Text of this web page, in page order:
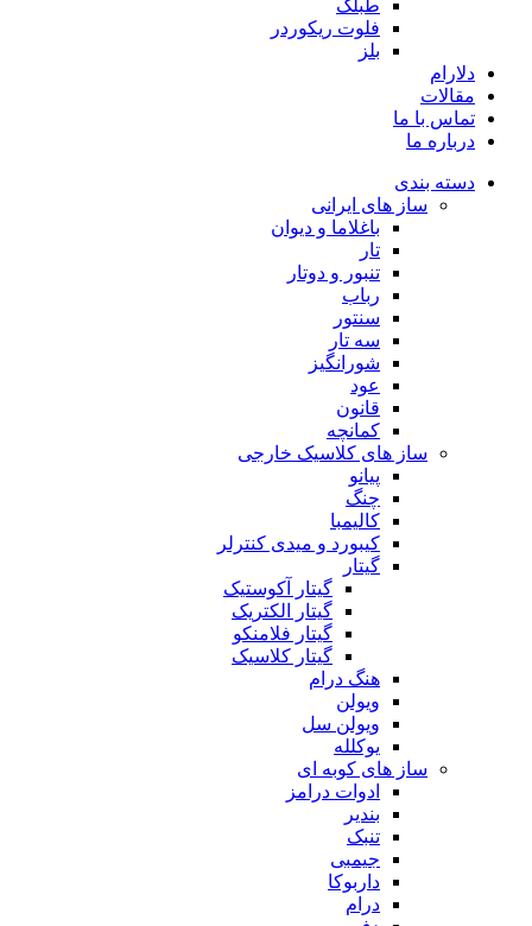
طبلک
فلوت ریکوردر
بلز
دلارام
مقالات
تماس با ما
درباره ما
دسته بندی
ساز های ایرانی
باغلاما و دیوان
تار
تنبور و دوتار
رباب
سنتور
سه تار
شورانگیز
عود
قانون
کمانچه
ساز های کلاسیک خارجی
پیانو
چنگ
کالیمبا
کیبورد و میدی کنترلر
گیتار
گیتار آکوستیک
گیتار الکتریک
گیتار فلامنکو
گیتار کلاسیک
هنگ درام
ویولن
ویولن سل
یوکلله
ساز های کوبه ای
ادوات درامز
بندیر
تنبک
جیمبی
داربوکا
درام